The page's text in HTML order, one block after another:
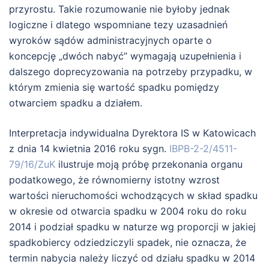
przyrostu. Takie rozumowanie nie byłoby jednak
logiczne i dlatego wspomniane tezy uzasadnień
wyroków sądów administracyjnych oparte o
koncepcję „dwóch nabyć” wymagają uzupełnienia i
dalszego doprecyzowania na potrzeby przypadku, w
którym zmienia się wartość spadku pomiędzy
otwarciem spadku a działem.
Interpretacja indywidualna Dyrektora IS w Katowicach
z dnia 14 kwietnia 2016 roku sygn. IBPB-2-2/4511-
79/16/ZuK ilustruje moją próbę przekonania organu
podatkowego, że równomierny istotny wzrost
wartości nieruchomości wchodzących w skład spadku
w okresie od otwarcia spadku w 2004 roku do roku
2014 i podział spadku w naturze wg proporcji w jakiej
spadkobiercy odziedziczyli spadek, nie oznacza, że
termin nabycia należy liczyć od działu spadku w 2014